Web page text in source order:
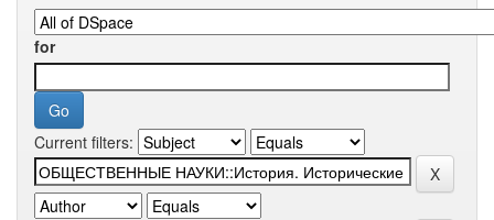
for
Current filters: